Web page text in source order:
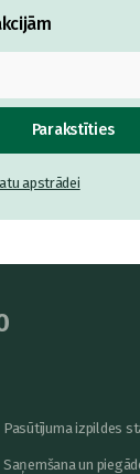
Parakstīties
apstrādei
Pasūtījuma izpildes
Saņemšana un